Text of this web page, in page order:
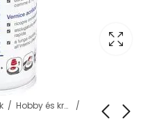
Hobby és kreatív termékek